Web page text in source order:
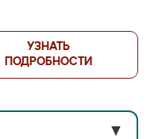
УЗНАТЬ
ПОДРОБНОСТИ
▼